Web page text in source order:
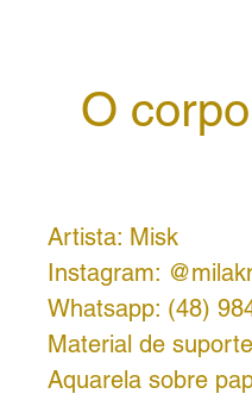
O
Artista: Misk
Instagram:
Whatsapp: (48)
Material de
Aquarela sobre